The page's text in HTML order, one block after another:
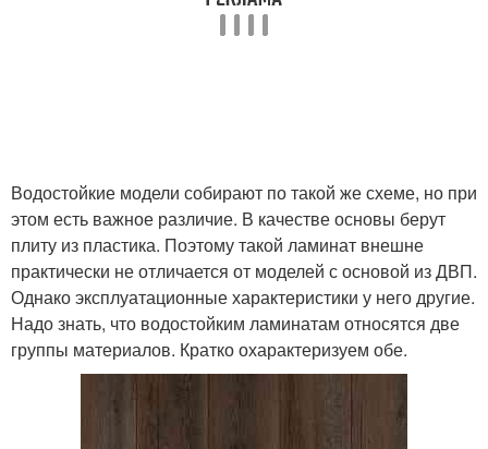
Водостойкие модели собирают по такой же схеме, но при
этом есть важное различие. В качестве основы берут
плиту из пластика. Поэтому такой ламинат внешне
практически не отличается от моделей с основой из ДВП.
Однако эксплуатационные характеристики у него другие.
Надо знать, что водостойким ламинатам относятся две
группы материалов. Кратко охарактеризуем обе.